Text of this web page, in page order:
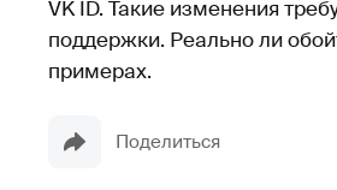
VK ID. Такие изменения
поддержки. Реально ли
примерах.
Поделиться